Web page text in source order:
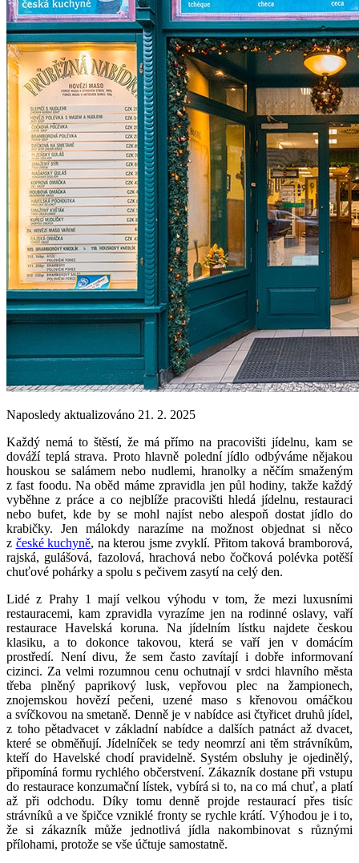
Naposledy aktualizováno 21. 2. 2025
Každý nemá to štěstí, že má přímo na pracovišti jídelnu, kam se
dováží teplá strava. Proto hlavně polední jídlo odbýváme nějakou
houskou se salámem nebo nudlemi, hranolky a něčím smaženým
z fast foodu. Na oběd máme zpravidla jen půl hodiny, takže každý
vyběhne z práce a co nejblíže pracovišti hledá jídelnu, restauraci
nebo bufet, kde by se mohl najíst nebo alespoň dostat jídlo do
krabičky. Jen málokdy narazíme na možnost objednat si něco
z české kuchyně, na kterou jsme zvyklí. Přitom taková bramborová,
rajská, gulášová, fazolová, hrachová nebo čočková polévka potěší
chuťové pohárky a spolu s pečivem zasytí na celý den.
Lidé z Prahy 1 mají velkou výhodu v tom, že mezi luxusními
restauracemi, kam zpravidla vyrazíme jen na rodinné oslavy, vaří
restaurace Havelská koruna. Na jídelním lístku najdete českou
klasiku, a to dokonce takovou, která se vaří jen v domácím
prostředí. Není divu, že sem často zavítají i dobře informovaní
cizinci. Za velmi rozumnou cenu ochutnají v srdci hlavního města
třeba plněný paprikový lusk, vepřovou plec na žampionech,
znojemskou hovězí pečeni, uzené maso s křenovou omáčkou
a svíčkovou na smetaně. Denně je v nabídce asi čtyřicet druhů jídel,
z toho pětadvacet v základní nabídce a dalších patnáct až dvacet,
které se obměňují. Jídelníček se tedy neomrzí ani těm strávníkům,
kteří do Havelské chodí pravidelně. Systém obsluhy je ojedinělý,
připomíná formu rychlého občerstvení. Zákazník dostane při vstupu
do restaurace konzumační lístek, vybírá si to, na co má chuť, a platí
až při odchodu. Díky tomu denně projde restaurací přes tisíc
strávníků a ve špičce vzniklé fronty se rychle krátí. Výhodou je i to,
že si zákazník může jednotlivá jídla nakombinovat s různými
přílohami, protože se vše účtuje samostatně.